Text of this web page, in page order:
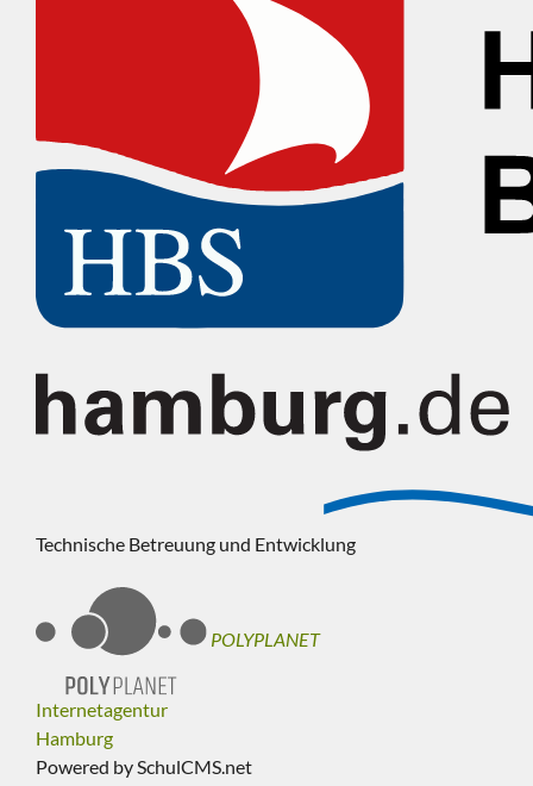
Technische Betreuung und Entwicklung
POLYPLANET
Internetagentur
Hamburg
Powered by SchulCMS.net